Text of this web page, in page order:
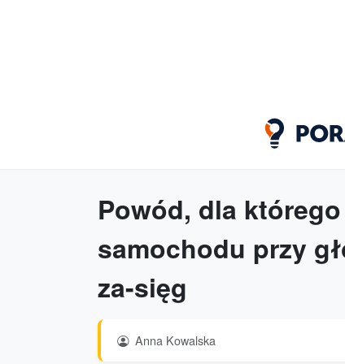
Powód, dla
samochodu przy
za-sięg
Anna Kowalska